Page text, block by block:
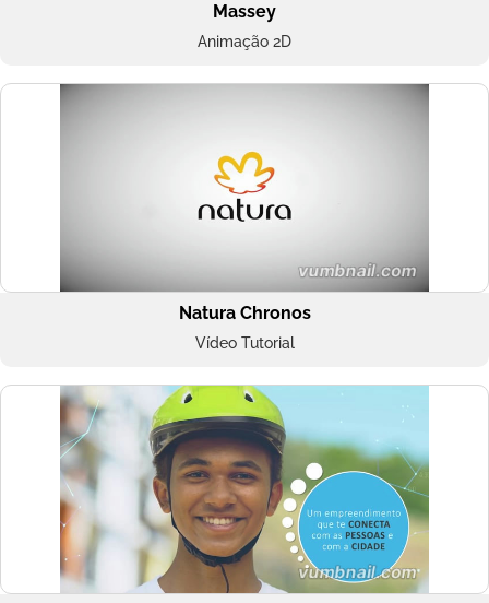
Massey
Animação 2D
Natura Chronos
Vídeo Tutorial